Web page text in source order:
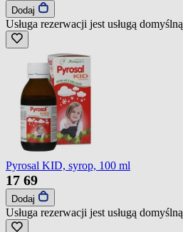
Dodaj
Usługa rezerwacji jest usługą domyślną
Pyrosal KID, syrop, 100 ml
17 69
Dodaj
Usługa rezerwacji jest usługą domyślną